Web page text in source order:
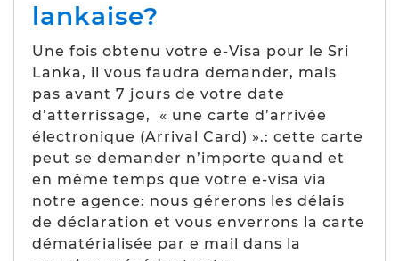
lankaise?
Une fois obtenu votre e-Visa pour le Sri
Lanka, il vous faudra demander, mais
pas avant 7 jours de votre date
d’atterrissage, « une carte d’arrivée
électronique (Arrival Card) ».: cette carte
peut se demander n’importe quand et
en même temps que votre e-visa via
notre agence: nous gérerons les délais
de déclaration et vous enverrons la carte
dématérialisée par e mail dans la